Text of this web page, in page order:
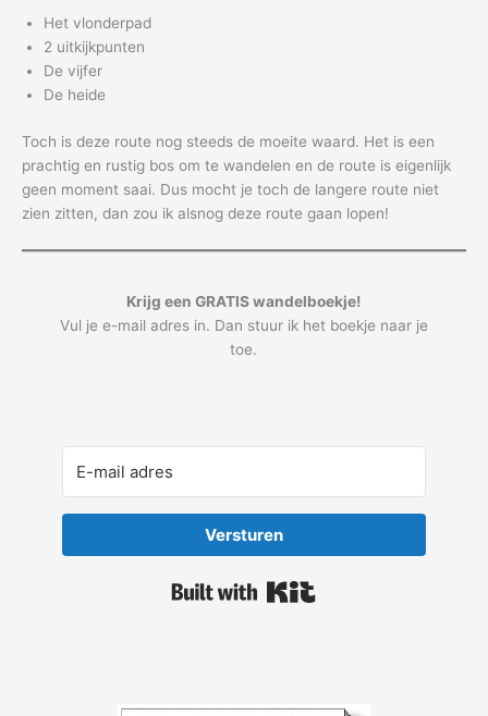
Het vlonderpad
2 uitkijkpunten
De vijfer
De heide
Toch is deze route nog steeds de moeite waard. Het is een
prachtig en rustig bos om te wandelen en de route is eigenlijk
geen moment saai. Dus mocht je toch de langere route niet
zien zitten, dan zou ik alsnog deze route gaan lopen!
Krijg een GRATIS wandelboekje!
Vul je e-mail adres in. Dan stuur ik het boekje naar je
toe.
Versturen